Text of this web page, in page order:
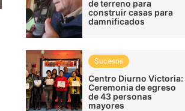
de terreno para
construir casas para
damnificados
Sucesos
Centro Diurno Victoria:
Ceremonia de egreso
de 43 personas
mayores